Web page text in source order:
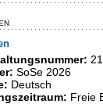
SoSe 2026
Deutsch
Freie